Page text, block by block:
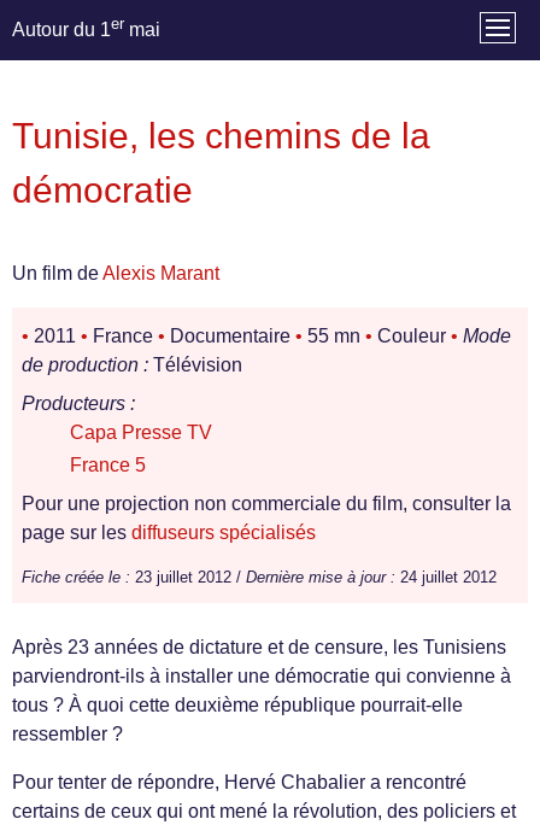
Autour du 1er mai
Tunisie, les chemins de la
démocratie
Un film deAlexis Marant
• 2011 • France • Documentaire • 55 mn • Couleur • Mode
de production : Télévision
Producteurs :
Capa Presse TV
France 5
Pour une projection non commerciale du film, consulter la
page sur les diffuseurs spécialisés
Fiche créée le : 23 juillet 2012 / Dernière mise à jour : 24 juillet 2012
Après 23 années de dictature et de censure, les Tunisiens
parviendront-ils à installer une démocratie qui convienne à
tous ? À quoi cette deuxième république pourrait-elle
ressembler ?
Pour tenter de répondre, Hervé Chabalier a rencontré
certains de ceux qui ont mené la révolution, des policiers et